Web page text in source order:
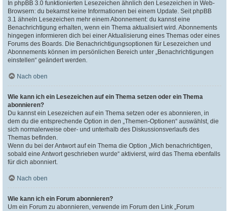
In phpBB 3.0 funktionierten Lesezeichen ähnlich den Lesezeichen in Web-
Browsern: du bekamst keine Informationen bei einem Update. Seit phpBB
3.1 ähneln Lesezeichen mehr einem Abonnement: du kannst eine
Benachrichtigung erhalten, wenn ein Thema aktualisiert wird. Abonnements
hingegen informieren dich bei einer Aktualisierung eines Themas oder eines
Forums des Boards. Die Benachrichtigungsoptionen für Lesezeichen und
Abonnements können im persönlichen Bereich unter „Benachrichtigungen
einstellen“ geändert werden.
Nach oben
Wie kann ich ein Lesezeichen auf ein Thema setzen oder ein Thema
abonnieren?
Du kannst ein Lesezeichen auf ein Thema setzen oder es abonnieren, in
dem du die entsprechende Option in den „Themen-Optionen“ auswählst, die
sich normalerweise ober- und unterhalb des Diskussionsverlaufs des
Themas befinden.
Wenn du bei der Antwort auf ein Thema die Option „Mich benachrichtigen,
sobald eine Antwort geschrieben wurde“ aktivierst, wird das Thema ebenfalls
für dich abonniert.
Nach oben
Wie kann ich ein Forum abonnieren?
Um ein Forum zu abonnieren, verwende im Forum den Link „Forum